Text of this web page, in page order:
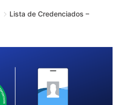
Lista de Credenciados –